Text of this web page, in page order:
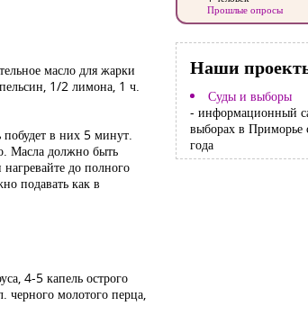
масло для жарки
1/2 лимона, 1 ч.
в них 5 минут.
Масла должно быть
до полного
подавать как в
4-5 капель острого
черного молотого перца,
Прошлые опросы
Наши
Суды и выборы
- информационный
выборах в Приморье
года